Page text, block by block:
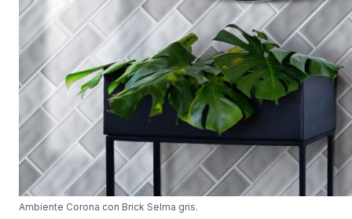
Ambiente Corona con Brick Selma gris.